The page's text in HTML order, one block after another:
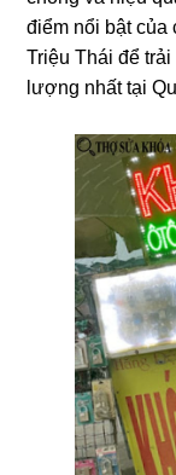
điểm nổi bật của
Triệu Thái để
lượng nhất tại